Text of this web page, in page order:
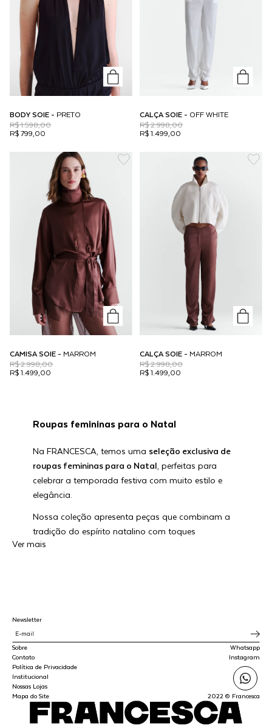
BODY SOIE - PRETO
R$ 799,00
R$ 1.598,00
CALÇA SOIE - OFF WHITE
R$ 1.499,00
R$ 2.998,00
CAMISA SOIE - MARROM
R$ 1.499,00
R$ 2.998,00
CALÇA SOIE - MARROM
R$ 1.499,00
R$ 2.998,00
Roupas femininas para o Natal
Na FRANCESCA, temos uma seleção exclusiva de
roupas femininas para o Natal, perfeitas para
celebrar a temporada festiva com muito estilo e
elegância.
Nossa coleção apresenta peças que combinam a
tradição do espírito natalino com toques
modernos, garantindo que você se destaque em
de celebração e harmonia que são característicos
da data. Por isso, escolher um look adequado
contribui significativamente para o clima festivo e a
memória afetiva.
Na FRNC, as peças são desenhadas para
proporcionar tanto o conforto necessário para
longas noites de confraternização quanto a
Ver mais
Sobre
Contato
Política de Privacidade
Institucional
Nossas Lojas
Mapa do Site
Whatsapp
Instagram
2022 © Francesca
Newsletter